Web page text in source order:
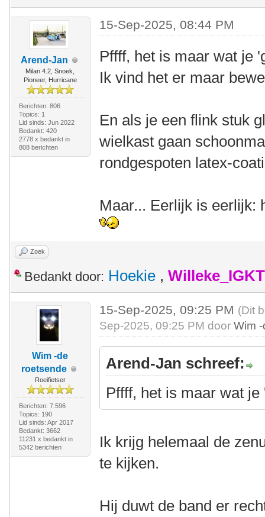
Arend-Jan
Milan 4.2, Snoek,
Pioneer, Hurricane
Berichten: 806
Topics: 1
Lid sinds: Jun 2022
Bedankt: 420
2778 x bedankt in
808 berichten
15-Sep-2025, 08:44 PM
Pffff, het is maar wat je
Ik vind het er maar
En als je een flink stuk
wielkast gaan
rondgespoten latex-
Maar... Eerlijk is eerlijk:
Zoek
Bedankt door: Hoekie , Willeke_IGKT
Wim -de
roetsende
Roeifietser
Berichten: 7.596
Topics: 190
Lid sinds: Apr 2017
Bedankt: 3662
11231 x bedankt in
5342 berichten
15-Sep-2025, 09:25 PM (Dit
Sep-2025, 09:25 PM doorWim
Arend-Jan schreef:
Pffff, het is maar wat
Ik krijg helemaal de
te kijken.
Hij duwt de band er